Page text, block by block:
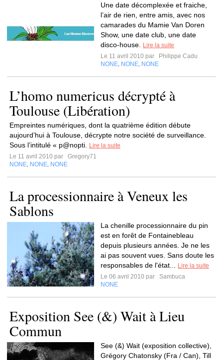
Une date décomplexée et fraiche,
l’air de rien, entre amis, avec nos
camarades du Mamie Van Doren
Show, une date club, une date
disco-house.
Lire la suite
Le 11 avril 2010 par
Philippe Cadu
NONE NONE NONE
L’homo numericus décrypté à
Toulouse (Libération)
Empreintes numériques, dont la quatrième édition débute
aujourd’hui à Toulouse, décrypte notre société de surveillance.
Sous l’intitulé « p@nopti.
Lire la suite
Le 11 avril 2010 par
Gregory71
NONE NONE NONE
La processionnaire à Veneux les
Sablons
La chenille processionnaire du pin
est en forêt de Fontainebleau
depuis plusieurs années. Je ne les
ai pas souvent vues. Sans doute les
responsables de l'état...
Lire la suite
Le 06 avril 2010 par
Sambuca
NONE
Exposition See (&) Wait à Lieu
Commun
See (&) Wait (exposition collective),
Grégory Chatonsky (Fra / Can), Till